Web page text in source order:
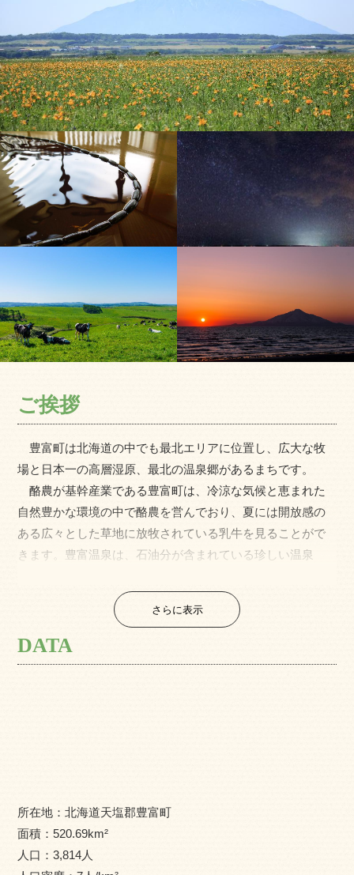
ご挨拶
豊富町は北海道の中でも最北エリアに位置し、広大な牧
場と日本一の高層湿原、最北の温泉郷があるまちです。
酪農が基幹産業である豊富町は、冷涼な気候と恵まれた
自然豊かな環境の中で酪農を営んでおり、夏には開放感の
ある広々とした草地に放牧されている乳牛を見ることがで
きます。豊富温泉は、石油分が含まれている珍しい温泉
近年は尋常性乾癬やアトピー性皮膚炎の療養湯治湯として
全国から多くの湯治者をお迎えしています。利尻礼文サロ
ベツ国立公園の一部でもあるサロベツ原野には、エゾカン
ゾウなど約７０種類もの花々が咲き、野鳥や動物たちが豊
ご連絡ください！
さらに表示
DATA
所在地：北海道天塩郡豊富町
面積：520.69km²
人口：3,814人